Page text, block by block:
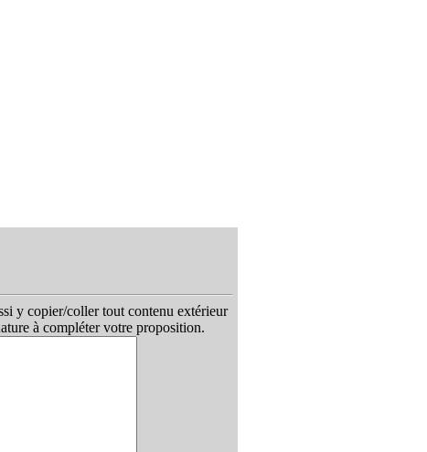
y copier/coller tout contenu extérieur
à compléter votre proposition.